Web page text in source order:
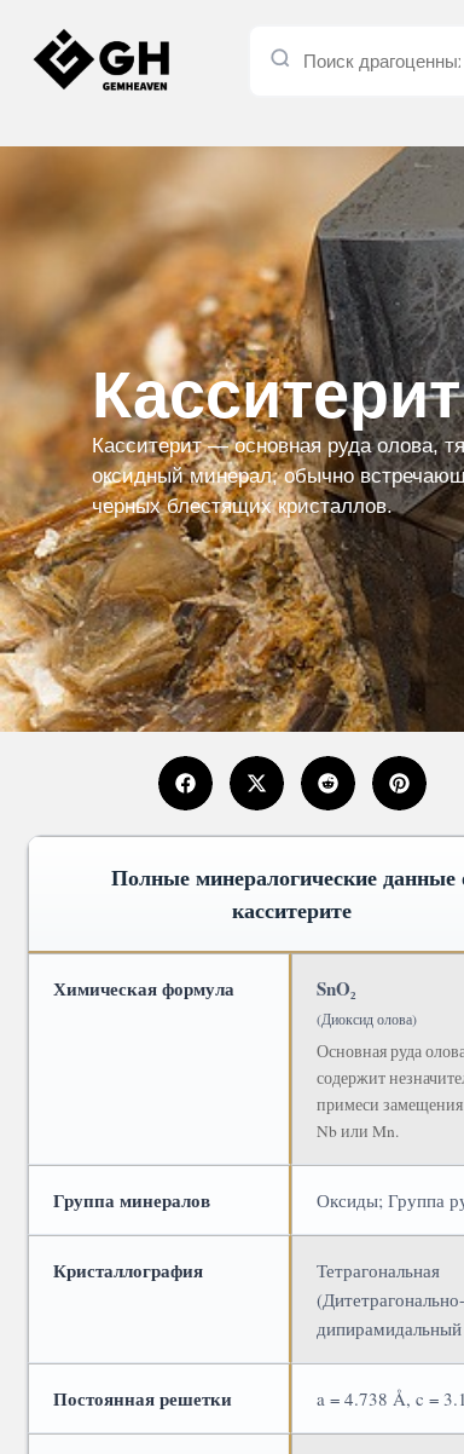
Касситерит
Касситерит — основная руда олова,
оксидный минерал, обычно
черных блестящих кристаллов.
Полные минералогические данные
касситерите
Химическая формула SnO₂
(Диоксид олова)
Основная руда
содержит
примеси замещения
Nb или Mn.
Группа минералов Оксиды; Группа
Кристаллография
Тетрагональная
(Дитетрагонально-
дипирамидальный
Постоянная решетки a = 4.738 Å, c =